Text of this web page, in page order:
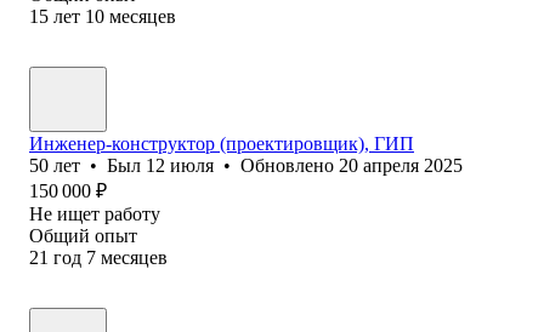
15 лет 10 месяцев
Инженер-конструктор (проектировщик), ГИП
50 лет • Был 12 июля • Обновлено 20 апреля 2025
150 000 ₽
Не ищет работу
Общий опыт
21 год 7 месяцев